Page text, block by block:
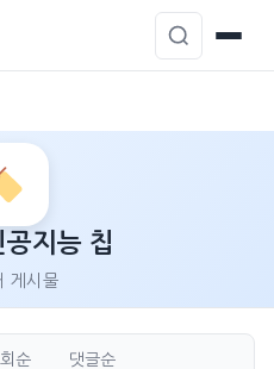
지능 칩
게시물
순 댓글순